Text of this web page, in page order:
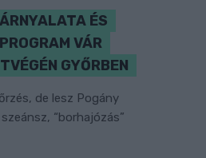
ÉS
VÁR
GYŐRBEN
de lesz Pogány
“borhajózás”